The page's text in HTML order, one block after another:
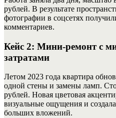
рублей. В результате
фотографии в соцсетях
комментариев.
Кейс 2: Мини-ремонт с
затратами
Летом 2023 года квартира
одной стены и замены ламп.
рублей. Новая цветовая
визуальные ощущения и
больших вложений.